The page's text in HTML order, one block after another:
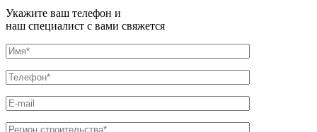
Укажите ваш телефон и
наш специалист с вами свяжется